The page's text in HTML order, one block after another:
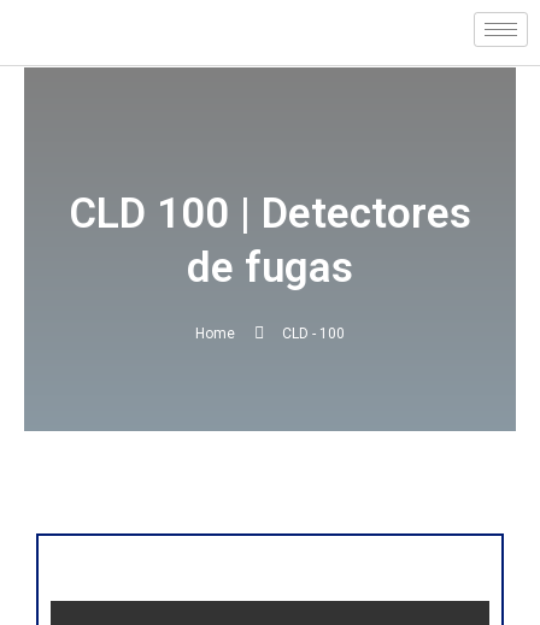
content
CLD 100 | Detectores
de fugas
Home CLD - 100